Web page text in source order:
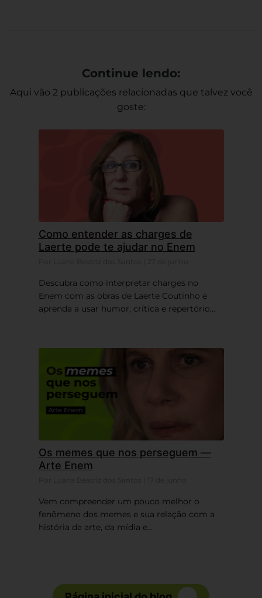
Continue lendo:
Aqui vão 2 publicações relacionadas que talvez você
goste:
Como entender as charges de
Laerte pode te ajudar no Enem
Descubra como interpretar charges no
Enem com as obras de Laerte Coutinho e
aprenda a usar humor, crítica e repertório...
Os memes que nos perseguem —
Arte Enem
Vem compreender um pouco melhor o
fenômeno dos memes e sua relação com a
história da arte, da mídia e...